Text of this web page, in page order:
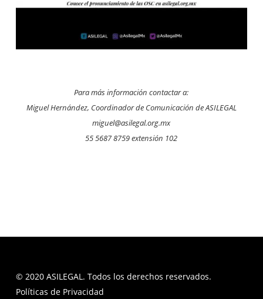
Para más información contactar a:
Miguel Hernández, Coordinador de Comunicación de ASILEGAL
miguel@asilegal.org.mx
55 5687 8759 extensión 102
© 2020 ASILEGAL. Todos los derechos reservados.
Políticas de Privacidad